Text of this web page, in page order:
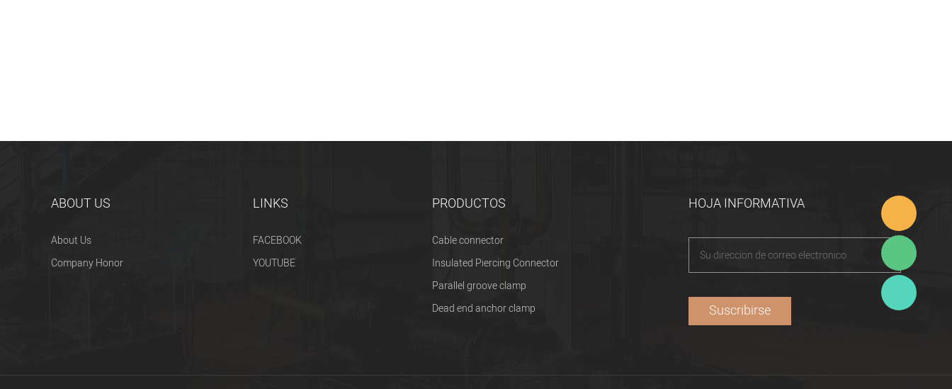
ABOUT US
About Us
Company Honor
LINKS
FACEBOOK
YOUTUBE
PRODUCTOS
Cable connector
Insulated Piercing Connector
Parallel groove clamp
Dead end anchor clamp
HOJA INFORMATIVA